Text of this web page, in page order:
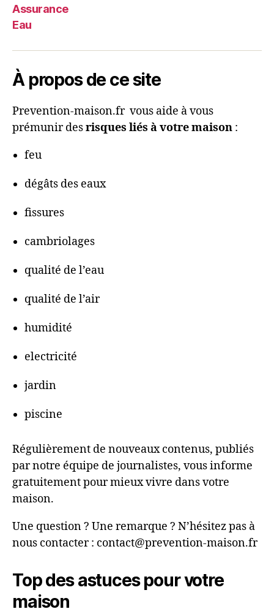
Assurance
Eau
À propos de ce site
Prevention-maison.fr vous aide à vous
prémunir desrisques liés à votre maison :
feu
dégâts des eaux
fissures
cambriolages
qualité de l’eau
qualité de l’air
humidité
electricité
jardin
piscine
Régulièrement de nouveaux contenus, publiés
par notre équipe de journalistes, vous informe
gratuitement pour mieux vivre dans votre
maison.
Une question ? Une remarque ? N’hésitez pas à
nous contacter : contact@prevention-maison.fr
Top des astuces pour votre
maison